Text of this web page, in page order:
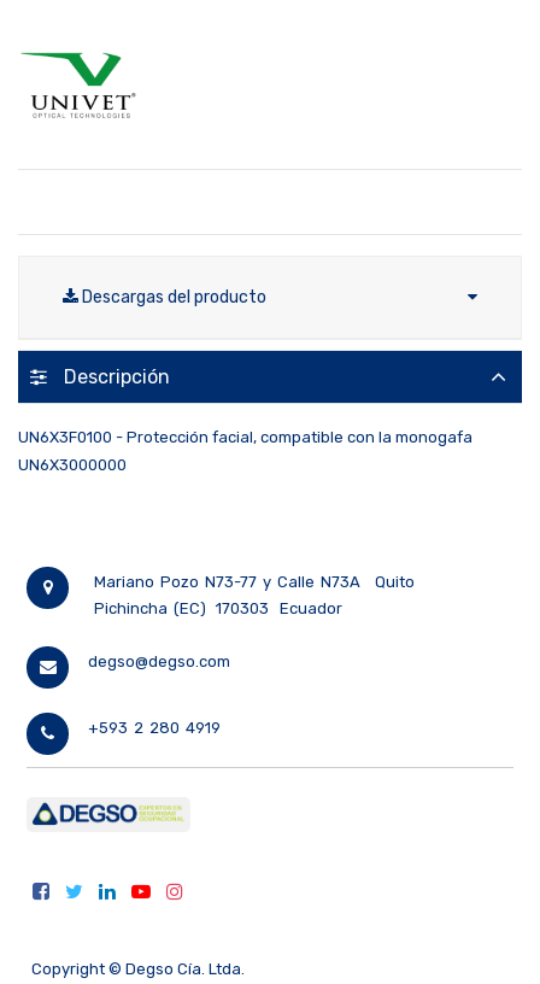
Descargas del producto
Descripción
UN6X3F0100 - Protección facial, compatible con la monogafa
UN6X3000000
Mariano Pozo N73-77 y Calle N73A
Quito
Pichincha (EC)
170303 Ecuador
degso@degso.com
+593 2 280 4919
Copyright © Degso Cía. Ltda.